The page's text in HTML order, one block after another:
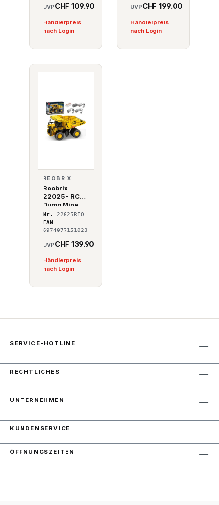
UVPCHF 109.90
Händlerpreis
nach Login
UVPCHF 199.00
Händlerpreis
nach Login
REOBRIX
Reobrix
22025 - RC
Dump Mine
Truck - RC
Minen
Muldenkipper
Mega LKW
Nr.
22025REO
EAN
6974077151023
UVPCHF 139.90
Händlerpreis
nach Login
SERVICE-HOTLINE
RECHTLICHES
UNTERNEHMEN
KUNDENSERVICE
ÖFFNUNGSZEITEN